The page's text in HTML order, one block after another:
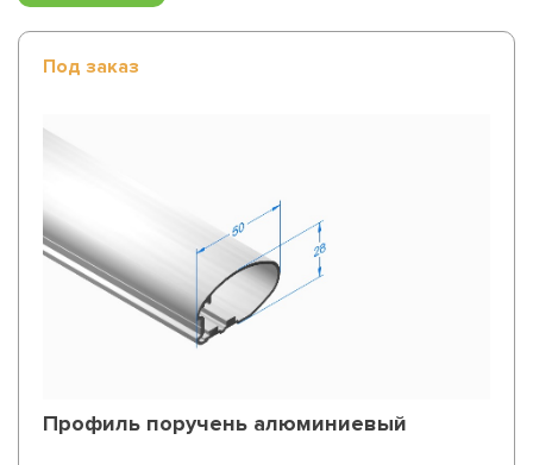
Под заказ
Профиль поручень алюминиевый